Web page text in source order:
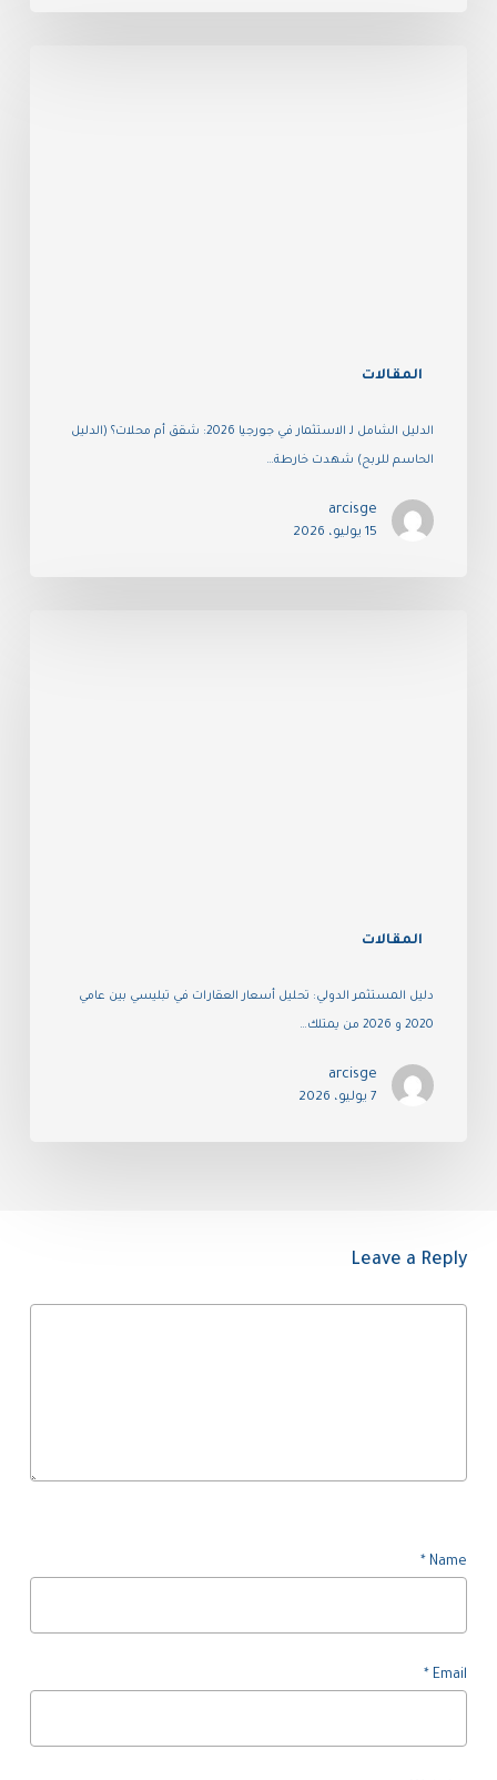
المقالات
الدليل الشامل لـ الاستثمار في جورجيا 2026: شقق أم محلات؟ (الدليل
الحاسم للربح) شهدت خارطة…
arcisge
15 يوليو، 2026
المقالات
دليل المستثمر الدولي: تحليل أسعار العقارات في تبليسي بين عامي
2020 و 2026 من يمتلك…
arcisge
7 يوليو، 2026
Leave a Reply
Name
*
Email
*